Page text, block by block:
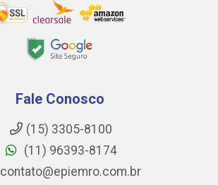
Fale Conosco
(15) 3305-8100
(11) 96393-8174
contato@epiemro.com.br